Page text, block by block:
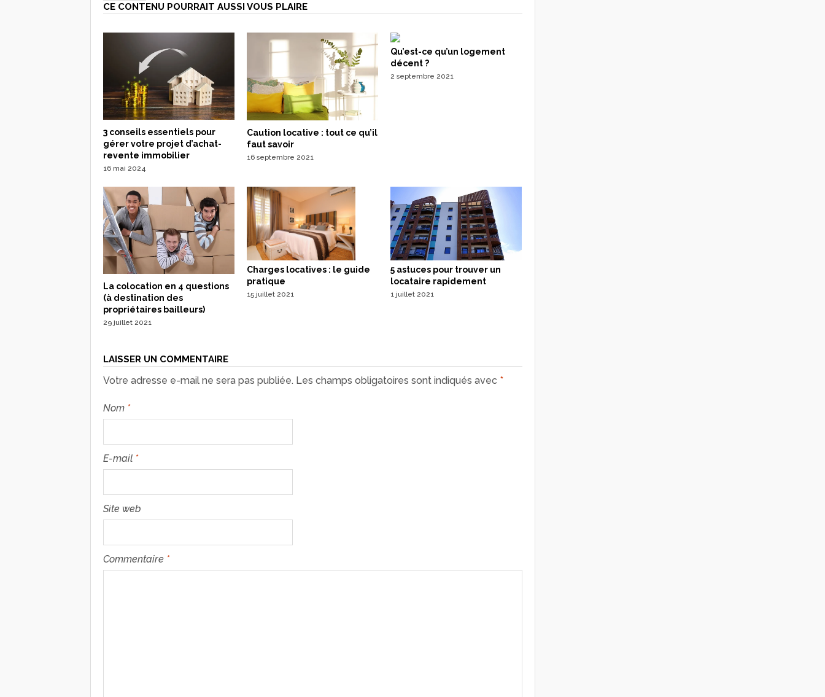
CE CONTENU POURRAIT AUSSI VOUS PLAIRE
3 conseils essentiels pour
gérer votre projet d’achat-
revente immobilier
16 mai 2024
Caution locative : tout ce qu’il
faut savoir
16 septembre 2021
Qu’est-ce qu’un logement
décent ?
2 septembre 2021
La colocation en 4 questions
(à destination des
propriétaires bailleurs)
29 juillet 2021
Charges locatives : le guide
pratique
15 juillet 2021
5 astuces pour trouver un
locataire rapidement
1 juillet 2021
LAISSER UN COMMENTAIRE
Votre adresse e-mail ne sera pas publiée. Les champs obligatoires sont indiqués avec *
Nom *
E-mail *
Site web
Commentaire *